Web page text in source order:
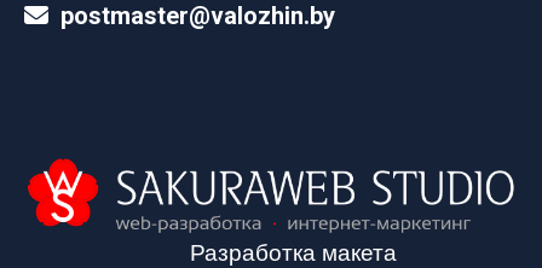
postmaster@valozhin.by
Разработка макета